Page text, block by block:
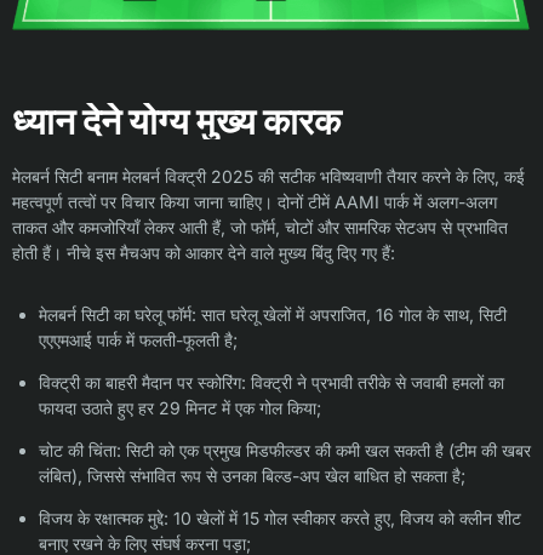
ध्यान देने योग्य मुख्य कारक
मेलबर्न सिटी बनाम मेलबर्न विक्ट्री 2025 की सटीक भविष्यवाणी तैयार करने के लिए, कई
महत्वपूर्ण तत्वों पर विचार किया जाना चाहिए। दोनों टीमें AAMI पार्क में अलग-अलग
ताकत और कमजोरियाँ लेकर आती हैं, जो फॉर्म, चोटों और सामरिक सेटअप से प्रभावित
होती हैं। नीचे इस मैचअप को आकार देने वाले मुख्य बिंदु दिए गए हैं:
मेलबर्न सिटी का घरेलू फॉर्म: सात घरेलू खेलों में अपराजित, 16 गोल के साथ, सिटी
एएएमआई पार्क में फलती-फूलती है;
विक्ट्री का बाहरी मैदान पर स्कोरिंग: विक्ट्री ने प्रभावी तरीके से जवाबी हमलों का
फायदा उठाते हुए हर 29 मिनट में एक गोल किया;
चोट की चिंता: सिटी को एक प्रमुख मिडफील्डर की कमी खल सकती है (टीम की खबर
लंबित), जिससे संभावित रूप से उनका बिल्ड-अप खेल बाधित हो सकता है;
विजय के रक्षात्मक मुद्दे: 10 खेलों में 15 गोल स्वीकार करते हुए, विजय को क्लीन शीट
बनाए रखने के लिए संघर्ष करना पड़ा;